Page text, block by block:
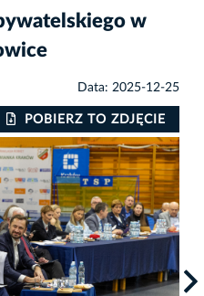
w
Data: 2025-12-25
POBIERZ TO ZDJĘCIE